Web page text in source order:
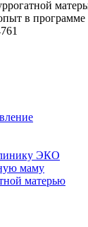
в программе
ЭКО
маму
матерью